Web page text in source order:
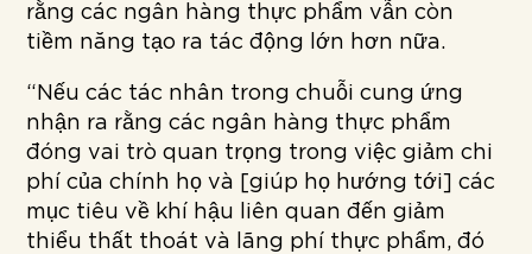
rằng các ngân hàng thực phẩm vẫn còn
tiềm năng tạo ra tác động lớn hơn nữa.
“Nếu các tác nhân trong chuỗi cung ứng
nhận ra rằng các ngân hàng thực phẩm
đóng vai trò quan trọng trong việc giảm chi
phí của chính họ và [giúp họ hướng tới] các
mục tiêu về khí hậu liên quan đến giảm
thiểu thất thoát và lãng phí thực phẩm, đó